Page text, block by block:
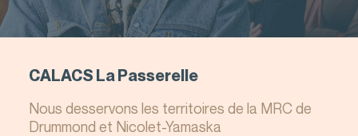
CALACS La Passerelle
Nous desservons les territoires de la MRC de
Drummond et Nicolet-Yamaska